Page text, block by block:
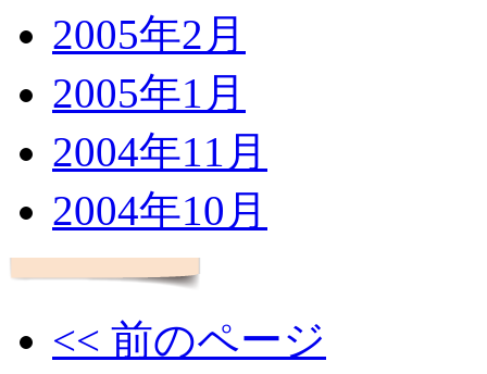
2005年2月
2005年1月
2004年11月
2004年10月
<< 前のページ